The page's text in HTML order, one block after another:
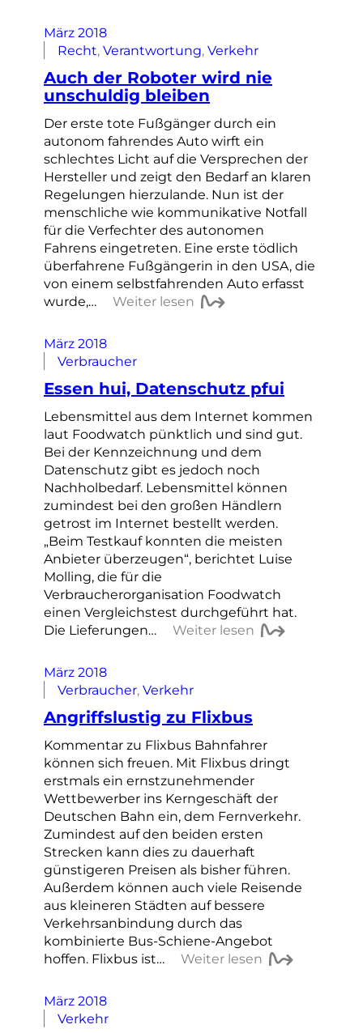
März 2018
Recht, Verantwortung, Verkehr
Auch der Roboter wird nie
unschuldig bleiben
Der erste tote Fußgänger durch ein
autonom fahrendes Auto wirft ein
schlechtes Licht auf die Versprechen der
Hersteller und zeigt den Bedarf an klaren
Regelungen hierzulande. Nun ist der
menschliche wie kommunikative Notfall
für die Verfechter des autonomen
Fahrens eingetreten. Eine erste tödlich
überfahrene Fußgängerin in den USA, die
von einem selbstfahrenden Auto erfasst
wurde,…
Weiter lesen
März 2018
Verbraucher
Essen hui, Datenschutz pfui
Lebensmittel aus dem Internet kommen
laut Foodwatch pünktlich und sind gut.
Bei der Kennzeichnung und dem
Datenschutz gibt es jedoch noch
Nachholbedarf. Lebensmittel können
zumindest bei den großen Händlern
getrost im Internet bestellt werden.
„Beim Testkauf konnten die meisten
Anbieter überzeugen“, berichtet Luise
Molling, die für die
Verbraucherorganisation Foodwatch
einen Vergleichstest durchgeführt hat.
Die Lieferungen…
Weiter lesen
März 2018
Verbraucher, Verkehr
Angriffslustig zu Flixbus
Kommentar zu Flixbus Bahnfahrer
können sich freuen. Mit Flixbus dringt
erstmals ein ernstzunehmender
Wettbewerber ins Kerngeschäft der
Deutschen Bahn ein, dem Fernverkehr.
Zumindest auf den beiden ersten
Strecken kann dies zu dauerhaft
günstigeren Preisen als bisher führen.
Außerdem können auch viele Reisende
aus kleineren Städten auf bessere
Verkehrsanbindung durch das
kombinierte Bus-Schiene-Angebot
hoffen. Flixbus ist…
Weiter lesen
März 2018
Verkehr